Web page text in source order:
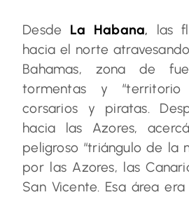
Desde La Habana, las
hacia el norte
Bahamas, zona de
tormentas y
corsarios y piratas.
hacia las Azores,
peligroso “triángulo de la
por las Azores, las
San Vicente. Esa área